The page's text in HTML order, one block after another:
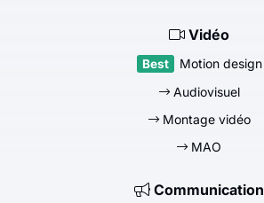
Vidéo
Motion design
Audiovisuel
Montage vidéo
MAO
Communication